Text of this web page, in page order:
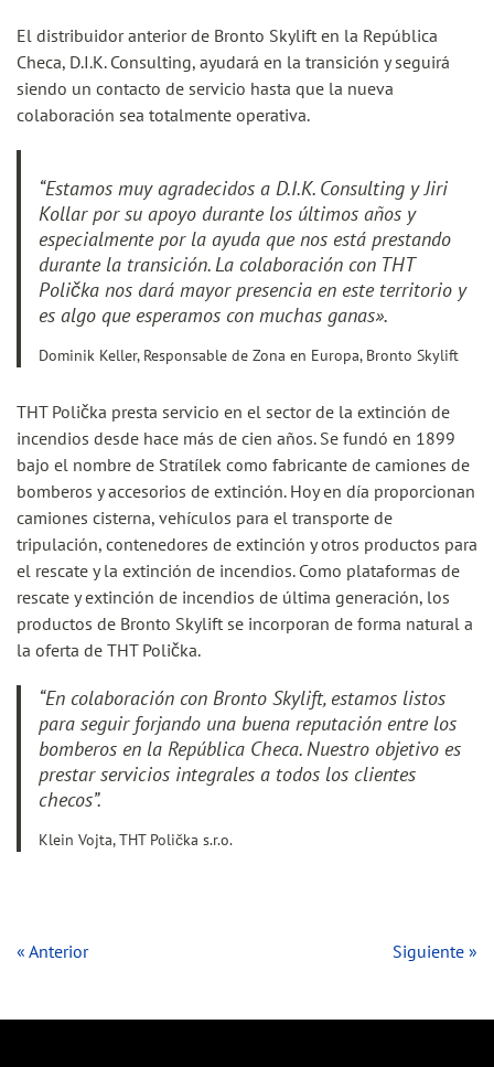
El distribuidor anterior de Bronto Skylift en la República
Checa, D.I.K. Consulting, ayudará en la transición y seguirá
siendo un contacto de servicio hasta que la nueva
colaboración sea totalmente operativa.
“Estamos muy agradecidos a D.I.K. Consulting y Jiri
Kollar por su apoyo durante los últimos años y
especialmente por la ayuda que nos está prestando
durante la transición. La colaboración con THT
Polička nos dará mayor presencia en este territorio y
es algo que esperamos con muchas ganas».
Dominik Keller, Responsable de Zona en Europa, Bronto Skylift
THT Polička presta servicio en el sector de la extinción de
incendios desde hace más de cien años. Se fundó en 1899
bajo el nombre de Stratílek como fabricante de camiones de
bomberos y accesorios de extinción. Hoy en día proporcionan
camiones cisterna, vehículos para el transporte de
tripulación, contenedores de extinción y otros productos para
el rescate y la extinción de incendios. Como plataformas de
rescate y extinción de incendios de última generación, los
productos de Bronto Skylift se incorporan de forma natural a
la oferta de THT Polička.
“En colaboración con Bronto Skylift, estamos listos
para seguir forjando una buena reputación entre los
bomberos en la República Checa. Nuestro objetivo es
prestar servicios integrales a todos los clientes
checos”.
Klein Vojta, THT Polička s.r.o.
« Anterior Siguiente »